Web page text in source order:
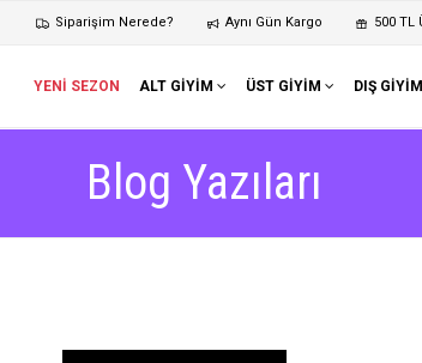
Siparişim Nerede? Aynı Gün Kargo 500 TL
YENİ SEZON ALT GİYİM ÜST GİYİM DIŞ GİYİM
Blog Yazıları